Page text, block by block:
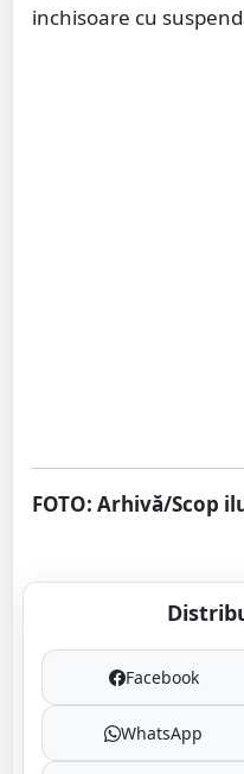
inchisoare cu
FOTO: Arhivă/Scop
Facebook
WhatsApp